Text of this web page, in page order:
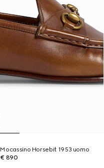
Mocassino Horsebit 1953 uomo
€ 890